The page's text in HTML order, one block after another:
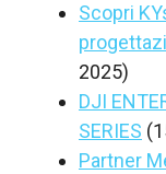
Scopri
2025)
DJI
SERIES
Partner